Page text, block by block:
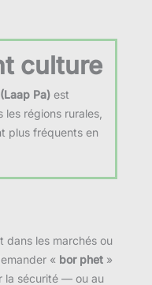
culture
Pa) est
régions rurales,
plus fréquents en
dans les marchés ou
« bor phet »
la sécurité — ou au